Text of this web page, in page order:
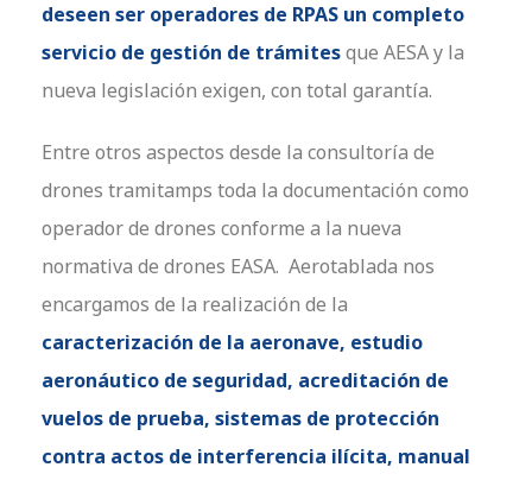
deseen ser operadores de RPAS un completo
servicio de gestión de trámitesque AESA y la
nueva legislación exigen, con total garantía.
Entre otros aspectos desde la consultoría de
drones tramitamps toda la documentación como
operador de drones conforme a la nueva
normativa de drones EASA. Aerotablada nos
encargamos de la realización de la
caracterización de la aeronave, estudio
aeronáutico de seguridad, acreditación de
vuelos de prueba, sistemas de protección
contra actos de interferencia ilícita, manual